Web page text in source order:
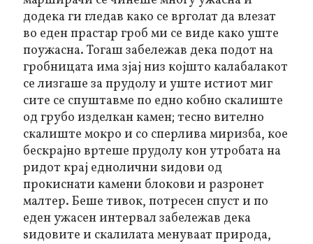
додека ги гледав како се врголат да влезат
во еден прастар гроб ми се виде како уште
поужасна. Тогаш забележав дека подот на
гробницата има зјај низ којшто калабалакот
се лизгаше за прудолу и уште истиот миг
сите се спуштавме по едно кобно скалиште
од грубо изделкан камен; тесно вително
скалиште мокро и со сперлива миризба, кое
бескрајно вртеше прудолу кон утробата на
ридот крај еднолични ѕидови од
прокиснати камени блокови и разронет
малтер. Беше тивок, потресен спуст и по
еден ужасен интервал забележав дека
ѕидовите и скалилата менуваат природа,